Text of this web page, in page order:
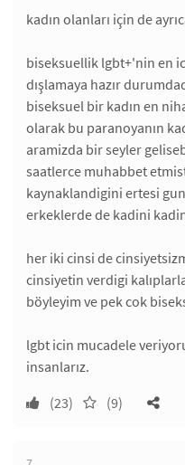
kadın olanları için de
biseksuellik lgbt+'nin en
dışlamaya hazır
biseksuel bir kadın en
olarak bu paranoyanın
aramizda bir seyler
saatlerce muhabbet
kaynaklandigini ertesi
erkeklerde de kadini
her iki cinsi de
cinsiyetin verdigi
böyleyim ve pek cok
lgbt icin mucadele
insanlarız.
(23)
(9)